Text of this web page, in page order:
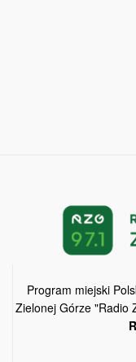
Program miejski
Zielonej Górze "Radio